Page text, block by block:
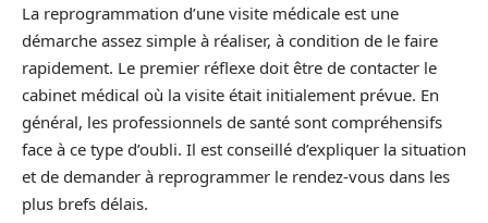
La reprogrammation d’une visite médicale est une
démarche assez simple à réaliser, à condition de le faire
rapidement. Le premier réflexe doit être de contacter le
cabinet médical où la visite était initialement prévue. En
général, les professionnels de santé sont compréhensifs
face à ce type d’oubli. Il est conseillé d’expliquer la situation
et de demander à reprogrammer le rendez-vous dans les
plus brefs délais.